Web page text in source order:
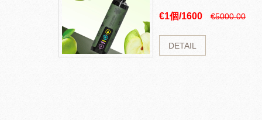
€1個/1600 €5000.00
DETAIL